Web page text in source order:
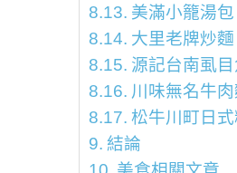
美滿小籠湯包
大里老牌炒麵
源記台南虱目
川味無名牛
松牛川町日
結論